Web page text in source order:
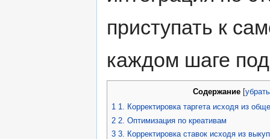
приступать к
каждом шаге
Содержание [убрать
1 1. Корректировка таргета исходя из
2 2. Оптимизация по креативам
3 3. Корректировка ставок исходя из